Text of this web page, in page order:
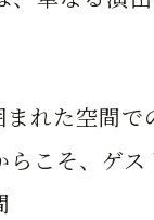
れた空間で
こそ、ゲ